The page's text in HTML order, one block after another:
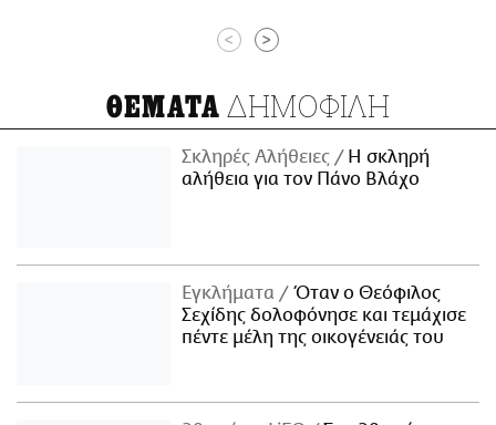
< >
ΘΕΜΑΤΑ ΔΗΜΟΦΙΛΗ
Σκληρές Αλήθειες
H σκληρή
αλήθεια για τον Πάνο Βλάχο
Εγκλήματα
Όταν ο Θεόφιλος
Σεχίδης δολοφόνησε και τεμάχισε
πέντε μέλη της οικογένειάς του